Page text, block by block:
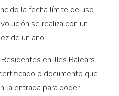
la fecha límite de uso
se realiza con un
de un año.
en Illes Balears
o documento que
la entrada para poder